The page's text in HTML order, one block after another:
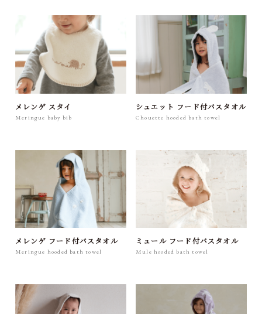
メレンゲ スタイ
Meringue baby bib
シュエット フード付バスタオル
Chouette hooded bath towel
メレンゲ フード付バスタオル
Meringue hooded bath towel
ミュール フード付バスタオル
Mule hooded bath towel